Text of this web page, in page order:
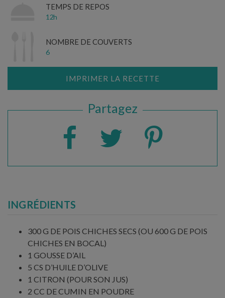
TEMPS DE REPOS
12h
NOMBRE DE COUVERTS
6
IMPRIMER LA RECETTE
Partagez
INGRÉDIENTS
300 G DE POIS CHICHES SECS (OU 600 G DE POIS
CHICHES EN BOCAL)
1 GOUSSE D’AIL
5 CS D’HUILE D’OLIVE
1 CITRON (POUR SON JUS)
2 CC DE CUMIN EN POUDRE